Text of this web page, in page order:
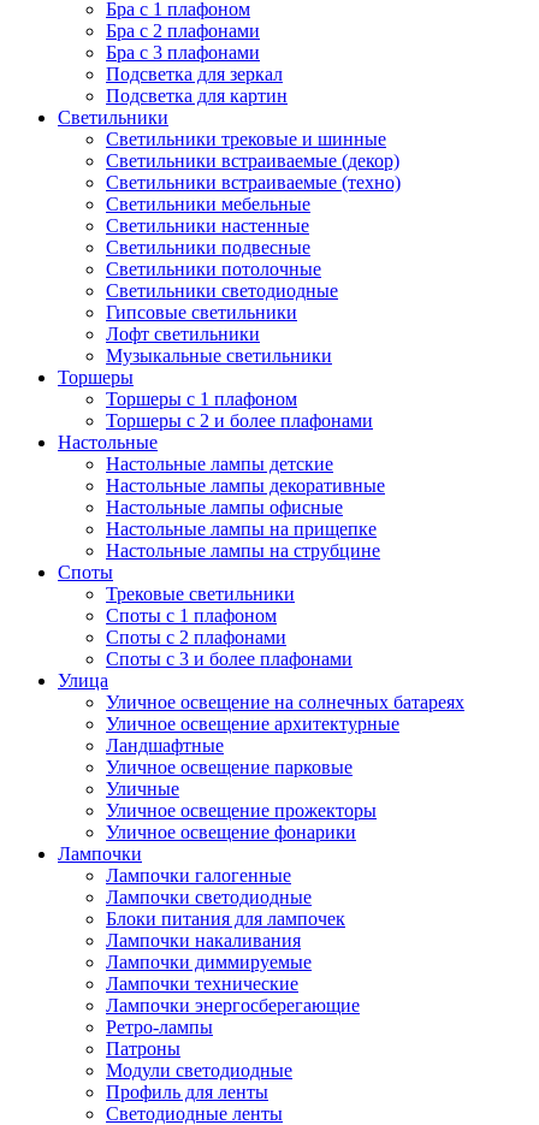
Бра с 1 плафоном
Бра с 2 плафонами
Бра с 3 плафонами
Подсветка для зеркал
Подсветка для картин
Светильники
Светильники трековые и шинные
Светильники встраиваемые (декор)
Светильники встраиваемые (техно)
Светильники мебельные
Светильники настенные
Светильники подвесные
Светильники потолочные
Светильники светодиодные
Гипсовые светильники
Лофт светильники
Музыкальные светильники
Торшеры
Торшеры с 1 плафоном
Торшеры с 2 и более плафонами
Настольные
Настольные лампы детские
Настольные лампы декоративные
Настольные лампы офисные
Настольные лампы на прищепке
Настольные лампы на струбцине
Споты
Трековые светильники
Споты с 1 плафоном
Споты с 2 плафонами
Споты с 3 и более плафонами
Улица
Уличное освещение на солнечных батареях
Уличное освещение архитектурные
Ландшафтные
Уличное освещение парковые
Уличные
Уличное освещение прожекторы
Уличное освещение фонарики
Лампочки
Лампочки галогенные
Лампочки светодиодные
Блоки питания для лампочек
Лампочки накаливания
Лампочки диммируемые
Лампочки технические
Лампочки энергосберегающие
Ретро-лампы
Патроны
Модули светодиодные
Профиль для ленты
Светодиодные ленты